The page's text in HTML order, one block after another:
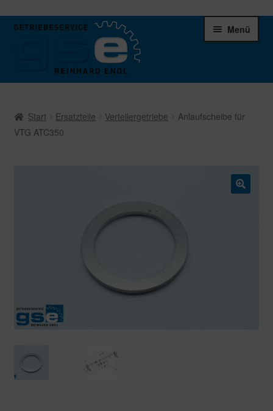
Zur
Zum
Menü
öffnen
Differentiale
Start Ersatzteile Verteilergetriebe
Anlaufscheibe für
VTG ATC350